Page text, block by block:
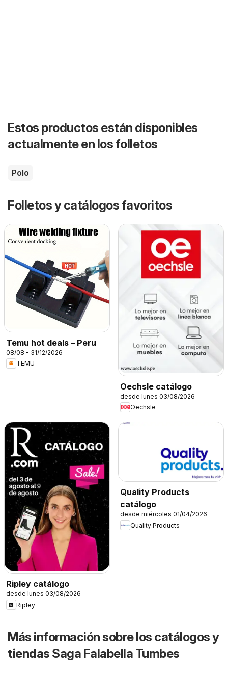
Estos productos están disponibles
actualmente en los folletos
Polo
Folletos y catálogos favoritos
Temu hot deals – Peru
08/08 - 31/12/2026
TEMU
Oechsle catálogo
desde lunes 03/08/2026
Oechsle
Ripley catálogo
desde lunes 03/08/2026
Ripley
Quality Products
catálogo
desde miércoles 01/04/2026
Quality Products
Más información sobre los catálogos y
tiendas Saga Falabella Tumbes